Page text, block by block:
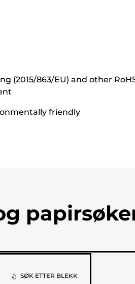
(2015/863/EU) and other
friendly
SØK ETTER BLEKK